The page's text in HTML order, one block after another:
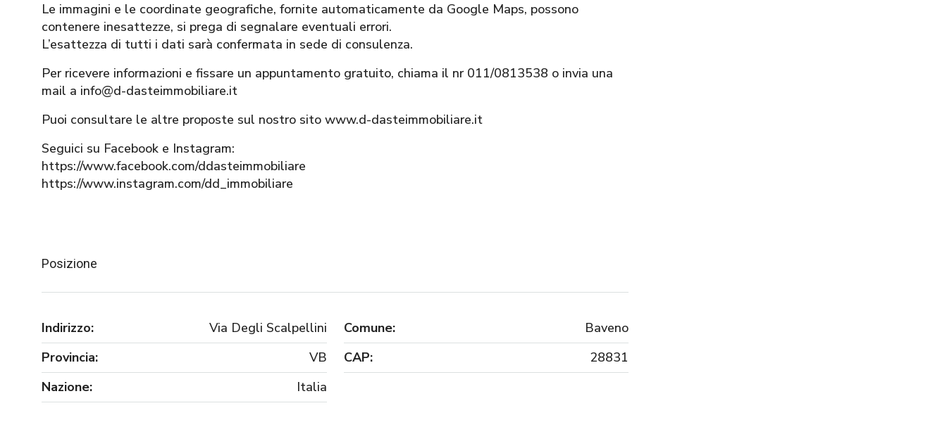
Le immagini e le coordinate geografiche, fornite automaticamente da Google Maps, possono
contenere inesattezze, si prega di segnalare eventuali errori.
L’esattezza di tutti i dati sarà confermata in sede di consulenza.
Per ricevere informazioni e fissare un appuntamento gratuito, chiama il nr 011/0813538 o invia una
mail a info@d-dasteimmobiliare.it
Puoi consultare le altre proposte sul nostro sito www.d-dasteimmobiliare.it
Seguici su Facebook e Instagram:
https://www.facebook.com/ddasteimmobiliare
https://www.instagram.com/dd_immobiliare
Posizione
Indirizzo: Via Degli Scalpellini Comune:
Baveno
Provincia:
VB CAP:
28831
Nazione:
Italia